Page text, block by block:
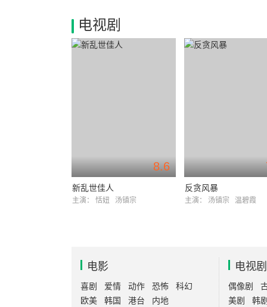
电视剧
8.6
新乱世佳人
主演： 恬妞 汤镇宗
反贪风暴
主演： 汤镇宗 温碧霞
电影
喜剧 爱情 动作 恐怖
科幻
欧美
韩国 港台 内地
电视剧
偶像剧
美剧
韩